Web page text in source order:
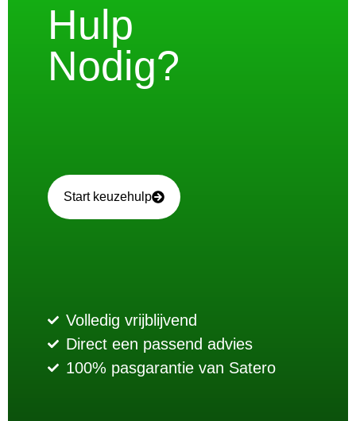
Hulp
Nodig?
Start keuzehulp
Volledig vrijblijvend
Direct een passend advies
100% pasgarantie van Satero